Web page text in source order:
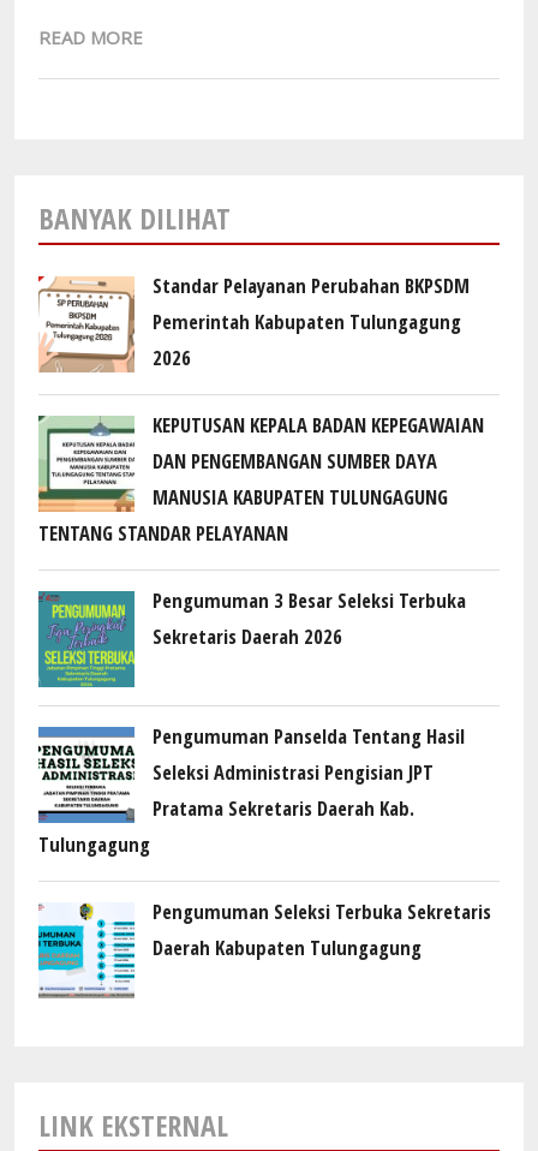
READ MORE
BANYAK DILIHAT
Standar Pelayanan Perubahan BKPSDM
Pemerintah Kabupaten Tulungagung
2026
KEPUTUSAN KEPALA BADAN KEPEGAWAIAN
DAN PENGEMBANGAN SUMBER DAYA
MANUSIA KABUPATEN TULUNGAGUNG
TENTANG STANDAR PELAYANAN
Pengumuman 3 Besar Seleksi Terbuka
Sekretaris Daerah 2026
Pengumuman Panselda Tentang Hasil
Seleksi Administrasi Pengisian JPT
Pratama Sekretaris Daerah Kab.
Tulungagung
Pengumuman Seleksi Terbuka Sekretaris
Daerah Kabupaten Tulungagung
LINK EKSTERNAL